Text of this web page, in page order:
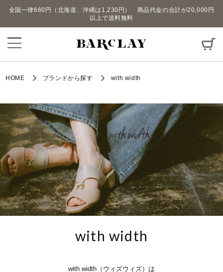
全国一律660円（北海道、沖縄は1,230円） 商品代金の合計が20,000円
以上で送料無料
HOME ブランドから探す with width
with width
with width（ウィズウィズ）は